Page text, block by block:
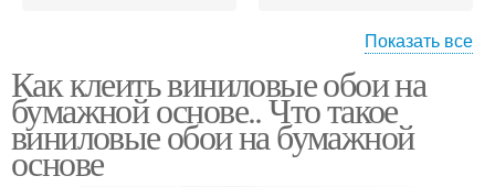
Обоев на основе Стен на кухне
Показать все
Как клеить виниловые обои на
бумажной основе.. Что такое
виниловые обои на бумажной
основе